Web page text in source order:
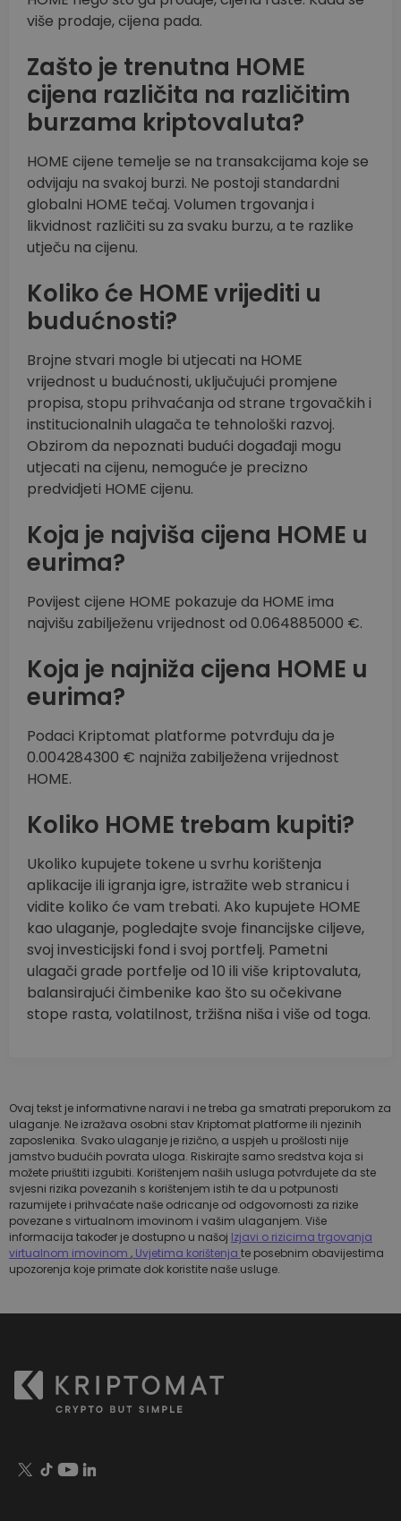
više prodaje, cijena pada.
Zašto je trenutna HOME
cijena različita na različitim
burzama kriptovaluta?
HOME cijene temelje se na transakcijama koje se
odvijaju na svakoj burzi. Ne postoji standardni
globalni HOME tečaj. Volumen trgovanja i
likvidnost različiti su za svaku burzu, a te razlike
utječu na cijenu.
Koliko će HOME vrijediti u
budućnosti?
Brojne stvari mogle bi utjecati na HOME
vrijednost u budućnosti, uključujući promjene
propisa, stopu prihvaćanja od strane trgovačkih i
institucionalnih ulagača te tehnološki razvoj.
Obzirom da nepoznati budući događaji mogu
utjecati na cijenu, nemoguće je precizno
predvidjeti HOME cijenu.
Koja je najviša cijena HOME u
eurima?
Povijest cijene HOME pokazuje da HOME ima
najvišu zabilježenu vrijednost od 0.064885000 €.
Koja je najniža cijena HOME u
eurima?
Podaci Kriptomat platforme potvrđuju da je
0.004284300 € najniža zabilježena vrijednost
HOME.
Koliko HOME trebam kupiti?
Ukoliko kupujete tokene u svrhu korištenja
aplikacije ili igranja igre, istražite web stranicu i
vidite koliko će vam trebati. Ako kupujete HOME
kao ulaganje, pogledajte svoje financijske ciljeve,
svoj investicijski fond i svoj portfelj. Pametni
ulagači grade portfelje od 10 ili više kriptovaluta,
balansirajući čimbenike kao što su očekivane
stope rasta, volatilnost, tržišna niša i više od toga.
Ovaj tekst je informativne naravi i ne treba ga smatrati preporukom za
ulaganje. Ne izražava osobni stav Kriptomat platforme ili njezinih
zaposlenika. Svako ulaganje je rizično, a uspjeh u prošlosti nije
jamstvo budućih povrata uloga. Riskirajte samo sredstva koja si
možete priuštiti izgubiti. Korištenjem naših usluga potvrđujete da ste
svjesni rizika povezanih s korištenjem istih te da u potpunosti
razumijete i prihvaćate naše odricanje od odgovornosti za rizike
povezane s virtualnom imovinom i vašim ulaganjem. Više
informacija također je dostupno u našoj Izjavi o rizicima trgovanja
virtualnom imovinom , Uvjetima korištenja te posebnim obavijestima
upozorenja koje primate dok koristite naše usluge.